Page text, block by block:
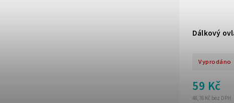
Dálkový
Vyprodáno
48,76 Kč bez DPH
59 Kč